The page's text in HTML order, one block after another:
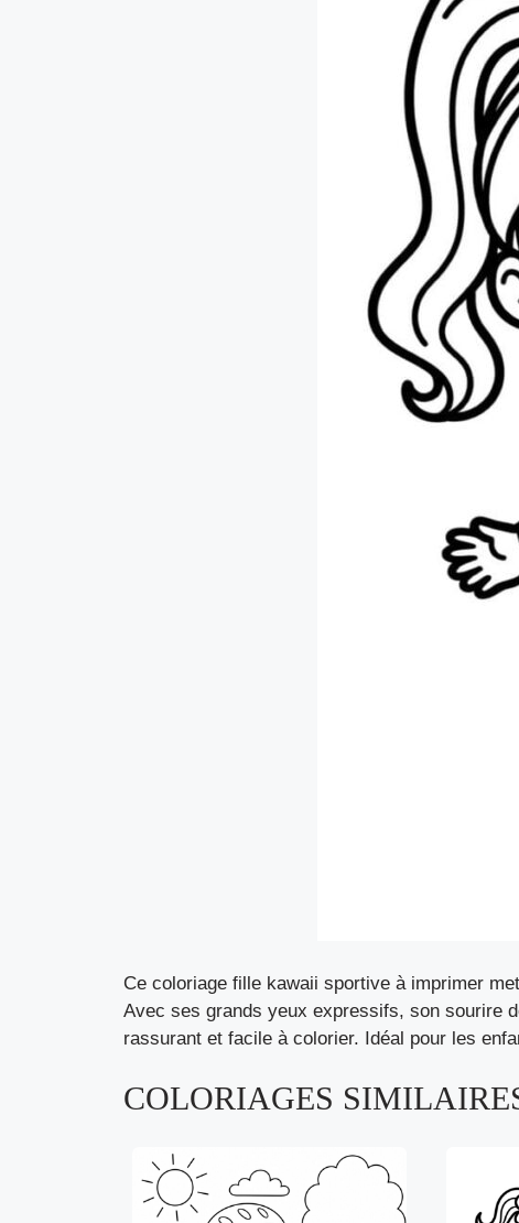
Ce coloriage fille kawaii sportive à imprimer
Avec ses grands yeux expressifs, son sourire
rassurant et facile à colorier. Idéal pour les
COLORIAGES